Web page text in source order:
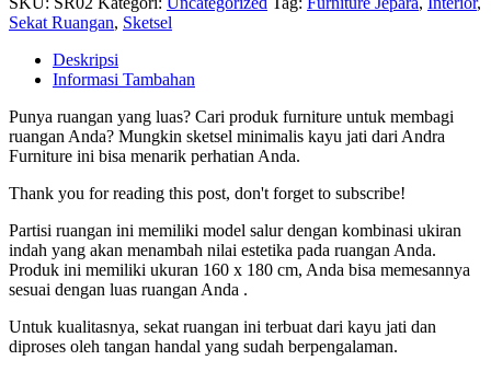
Sekat Ruangan, Sketsel
Deskripsi
Informasi Tambahan
Punya ruangan yang luas? Cari produk furniture untuk membagi
ruangan Anda? Mungkin sketsel minimalis kayu jati dari Andra
Furniture ini bisa menarik perhatian Anda.
Thank you for reading this post, don't forget to subscribe!
Partisi ruangan ini memiliki model salur dengan kombinasi ukiran
indah yang akan menambah nilai estetika pada ruangan Anda.
Produk ini memiliki ukuran 160 x 180 cm, Anda bisa memesannya
sesuai dengan luas ruangan Anda .
Untuk kualitasnya, sekat ruangan ini terbuat dari kayu jati dan
diproses oleh tangan handal yang sudah berpengalaman.